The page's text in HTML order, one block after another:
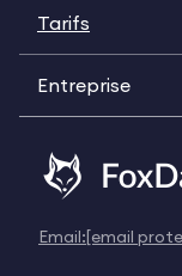
Tarifs
Entreprise
Email:[email